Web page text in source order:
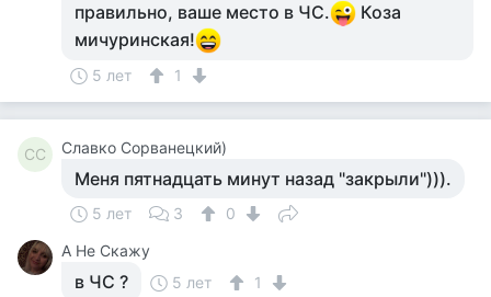
правильно, ваше место в ЧС.
Коза
мичуринская!
5 лет 1
СС Славко Сорванецкий)
Меня пятнадцать минут назад "закрыли"))).
5 лет 3
0
А Не Скажу
в ЧС ? 5 лет 1